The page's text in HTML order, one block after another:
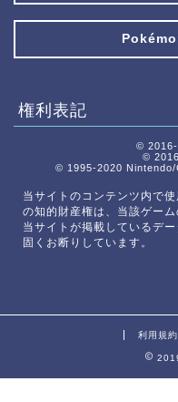
権利表記
© 2016-
©
© 1995-2020 Nintendo/
当サイトのコンテンツ内で
の知的財産権は、当該ゲー
当サイトが掲載しているデ
固くお断りしています。
利用規約